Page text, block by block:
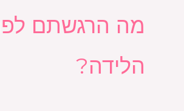
מה הרגשתם
הלידה?